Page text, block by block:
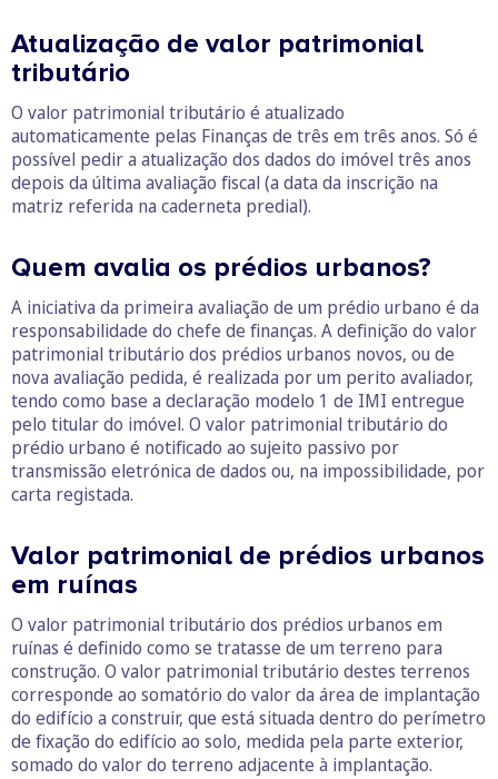
Atualização de valor patrimonial
tributário
O valor patrimonial tributário é atualizado
automaticamente pelas Finanças de três em três anos. Só é
possível pedir a atualização dos dados do imóvel três anos
depois da última avaliação fiscal (a data da inscrição na
matriz referida na caderneta predial).
Quem avalia os prédios urbanos?
A iniciativa da primeira avaliação de um prédio urbano é da
responsabilidade do chefe de finanças. A definição do valor
patrimonial tributário dos prédios urbanos novos, ou de
nova avaliação pedida, é realizada por um perito avaliador,
tendo como base a declaração modelo 1 de IMI entregue
pelo titular do imóvel. O valor patrimonial tributário do
prédio urbano é notificado ao sujeito passivo por
transmissão eletrónica de dados ou, na impossibilidade, por
carta registada.
Valor patrimonial de prédios urbanos
em ruínas
O valor patrimonial tributário dos prédios urbanos em
ruínas é definido como se tratasse de um terreno para
construção. O valor patrimonial tributário destes terrenos
corresponde ao somatório do valor da área de implantação
do edifício a construir, que está situada dentro do perímetro
de fixação do edifício ao solo, medida pela parte exterior,
somado do valor do terreno adjacente à implantação.